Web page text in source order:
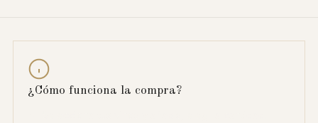
¿Cómo funciona la compra?